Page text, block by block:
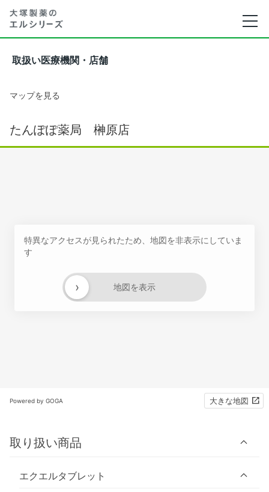
取扱い医療機関・店舗
マップを見る
たんぽぽ薬局 榊原店
特異なアクセスが見られたため、地図を非表示にしていま
す
地図を表示
›
Powered by GOGA 大きな地図
取り扱い商品
エクエルタブレット